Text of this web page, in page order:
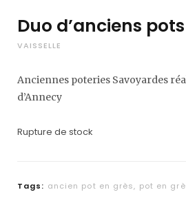
Duo d’anciens
VAISSELLE
Anciennes poteries Savoyardes
d’Annecy
Rupture de stock
Tags: ancien pot en grès, pot en